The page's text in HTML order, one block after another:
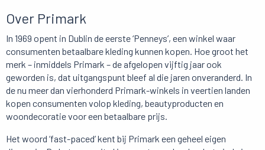
Over Primark
In 1969 opent in Dublin de eerste ‘Penneys’, een winkel waar
consumenten betaalbare kleding kunnen kopen. Hoe groot het
merk – inmiddels Primark – de afgelopen vijftig jaar ook
geworden is, dat uitgangspunt bleef al die jaren onveranderd. In
de nu meer dan vierhonderd Primark-winkels in veertien landen
kopen consumenten volop kleding, beautyproducten en
woondecoratie voor een betaalbare prijs.
Het woord ‘fast-paced’ kent bij Primark een geheel eigen